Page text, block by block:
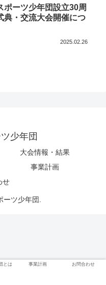
ポーツ少年団設立30周
典・交流大会開催につ
2025.02.26
少年団
大会情報・結果
事業計画
せ
ツ少年団.
とは 事業計画 お問合わせ